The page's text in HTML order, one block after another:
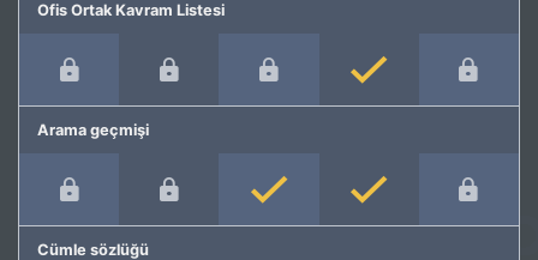
Ofis Ortak Kavram Listesi
Arama geçmişi
Cümle sözlüğü